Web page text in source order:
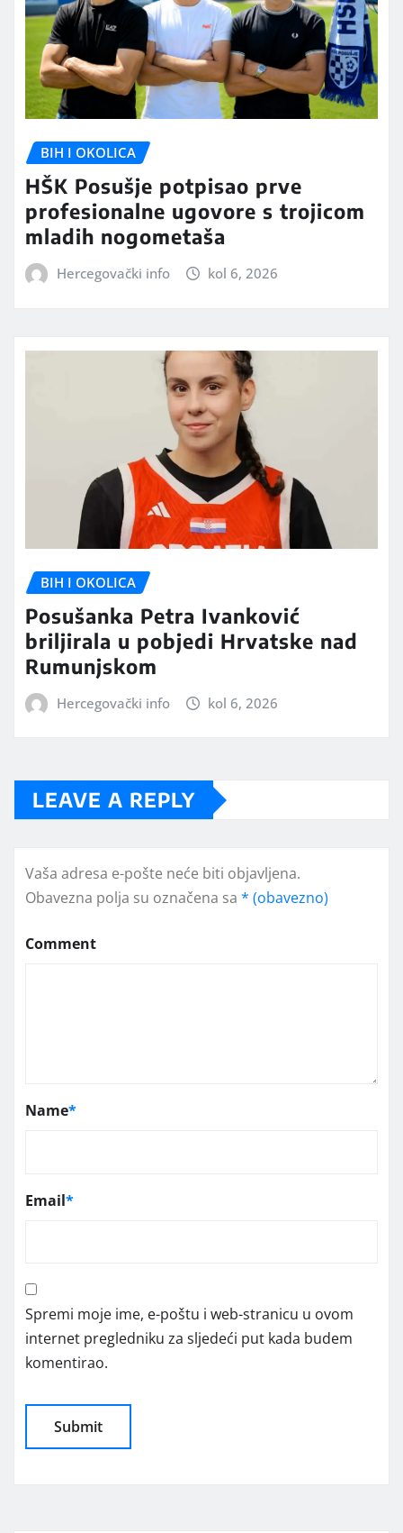
BIH I OKOLICA
HŠK Posušje potpisao prve
profesionalne ugovore s trojicom
mladih nogometaša
Hercegovački info kol 6, 2026
BIH I OKOLICA
Posušanka Petra Ivanković
briljirala u pobjedi Hrvatske nad
Rumunjskom
Hercegovački info kol 6, 2026
LEAVE A REPLY
Vaša adresa e-pošte neće biti objavljena.
Obavezna polja su označena sa * (obavezno)
Comment
Name*
Email*
Spremi moje ime, e-poštu i web-stranicu u ovom
internet pregledniku za sljedeći put kada budem
komentirao.